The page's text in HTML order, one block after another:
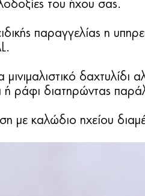
του ήχου σας.
παραγγελίας η
δαχτυλίδι
ή ράφι διατηρώντας
με καλώδιο ηχείου